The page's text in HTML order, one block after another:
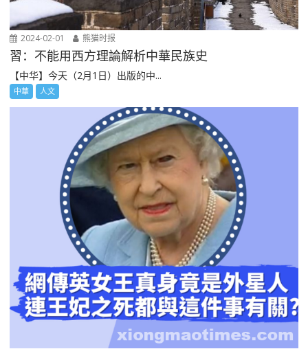
2024-02-01 熊猫时报
習：不能用西方理論解析中華民族史
【中华】今天（2月1日）出版的中...
中華 人文